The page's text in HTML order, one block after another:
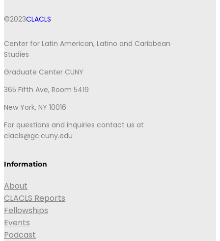
©2023CLACLS
Center for Latin American, Latino and Caribbean
Studies
Graduate Center CUNY
365 Fifth Ave, Room 5419
New York, NY 10016
For questions and inquiries contact us at
clacls@gc.cuny.edu
Information
About
CLACLS Reports
Fellowships
Events
Podcast